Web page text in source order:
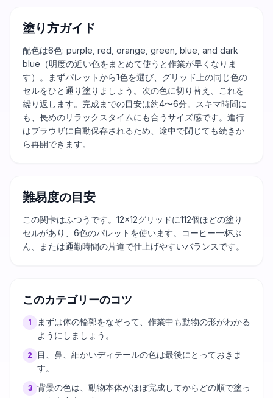
塗り方ガイド
配色は6色: purple, red, orange, green, blue, and dark
blue（明度の近い色をまとめて使うと作業が早くなりま
す）。まずパレットから1色を選び、グリッド上の同じ色の
セルをひと通り塗りましょう。次の色に切り替え、これを
繰り返します。完成までの目安は約4〜6分。スキマ時間に
も、長めのリラックスタイムにも合うサイズ感です。進行
はブラウザに自動保存されるため、途中で閉じても続きか
ら再開できます。
難易度の目安
この関卡はふつうです。12×12グリッドに112個ほどの塗り
セルがあり、6色のパレットを使います。コーヒー一杯ぶ
ん、または通勤時間の片道で仕上げやすいバランスです。
このカテゴリーのコツ
1
まずは体の輪郭をなぞって、作業中も動物の形がわかる
ようにしましょう。
2
目、鼻、細かいディテールの色は最後にとっておきま
す。
3 背景の色は、動物本体がほぼ完成してからどの順で塗っ